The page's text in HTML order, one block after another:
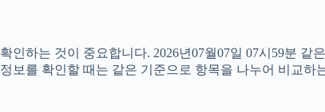
하는 것이 중요합니다. 2026년07월07일 07시59분 같
보를 확인할 때는 같은 기준으로 항목을 나누어 비교하